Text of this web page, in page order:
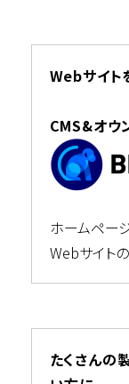
Webサイト
CMS&オウ
ホームペー
Webサイト
たくさんの